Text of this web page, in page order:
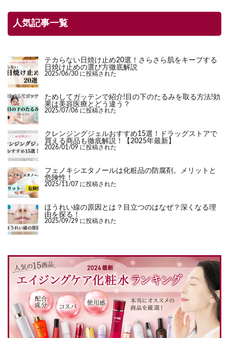
人気記事一覧
テカらない日焼け止め20選！さらさら肌をキープする
日焼け止めの選び方徹底解説
2025/06/30 に投稿された
ためしてガッテンで紹介!目の下のたるみを取る方法!効
果は美容医療とどう違う？
2025/07/06 に投稿された
クレンジングジェルおすすめ15選！ドラッグストアで
買える商品も徹底解説！【2025年最新】
2026/01/09 に投稿された
フェノキシエタノールは化粧品の防腐剤。メリットと
危険性！
2025/11/07 に投稿された
ほうれい線の原因とは？目立つのはなぜ？深くなる理
由を探る！
2025/09/29 に投稿された